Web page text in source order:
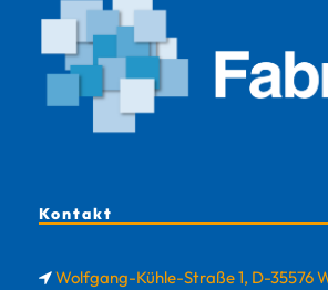
Kontakt
Wolfgang-Kühle-Straße 1, D-35576